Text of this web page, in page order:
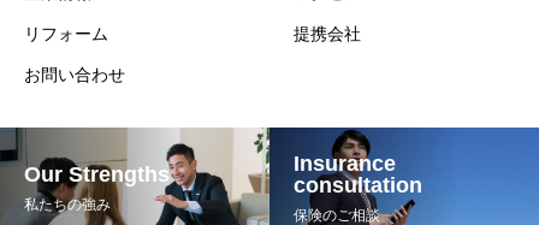
リフォーム
お問い合わせ
提携会社
Our Strengths
私たちの強み
Insurance
consultation
保険のご相談